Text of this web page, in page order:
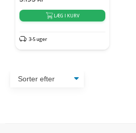
LÆG I KURV
3-5 uger